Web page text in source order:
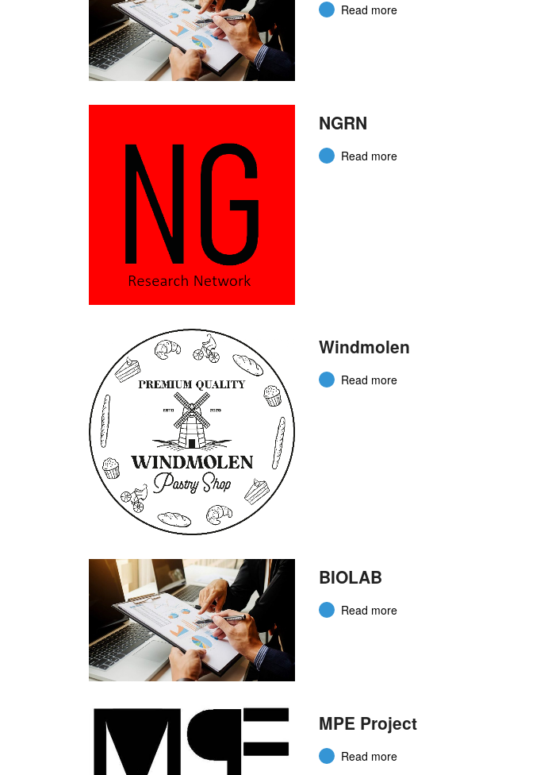
Read more
NGRN
Read more
Windmolen
Read more
BIOLAB
Read more
MPE Project
Read more